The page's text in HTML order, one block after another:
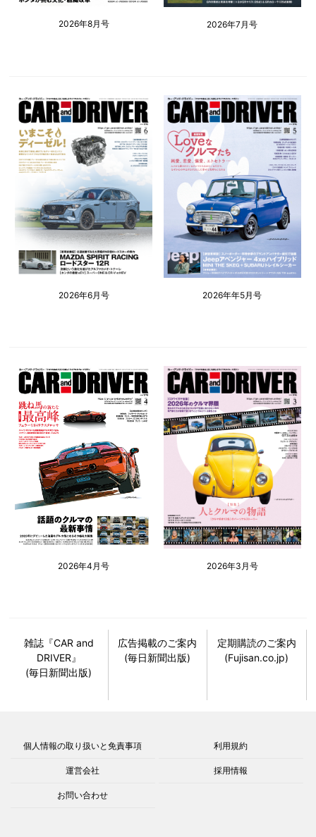
2026年8月号 2026年7月号
2026年6月号 2026年年5月号
2026年4月号 2026年3月号
雑誌『CAR and
DRIVER』
(毎日新聞出版)
広告掲載のご案内
(毎日新聞出版)
定期購読のご案内
(Fujisan.co.jp)
個人情報の取り扱いと免責事項 利用規約
運営会社 採用情報
お問い合わせ